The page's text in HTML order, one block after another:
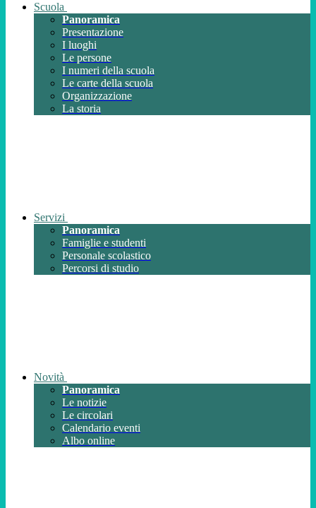
Scuola
Panoramica
Presentazione
I luoghi
Le persone
I numeri della scuola
Le carte della scuola
Organizzazione
La storia
Servizi
Panoramica
Famiglie e studenti
Personale scolastico
Percorsi di studio
Novità
Panoramica
Le notizie
Le circolari
Calendario eventi
Albo online